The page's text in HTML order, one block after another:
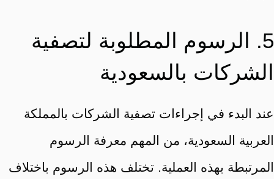
5. الرسوم المطلوبة لتصفية
الشركات بالسعودية
عند البدء في إجراءات تصفية الشركات بالمملكة
العربية السعودية، من المهم معرفة الرسوم
المرتبطة بهذه العملية. تختلف هذه الرسوم باختلاف